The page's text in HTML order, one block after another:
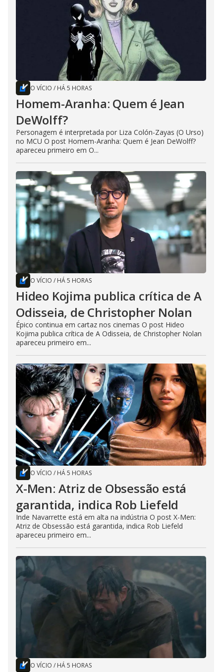
O VÍCIO / HÁ 5 HORAS
Homem-Aranha: Quem é Jean
DeWolff?
Personagem é interpretada por Liza Colón-Zayas (O Urso)
no MCU O post Homem-Aranha: Quem é Jean DeWolff?
apareceu primeiro em O...
O VÍCIO / HÁ 5 HORAS
Hideo Kojima publica crítica de A
Odisseia, de Christopher Nolan
Épico continua em cartaz nos cinemas O post Hideo
Kojima publica crítica de A Odisseia, de Christopher Nolan
apareceu primeiro em...
O VÍCIO / HÁ 5 HORAS
X-Men: Atriz de Obsessão está
garantida, indica Rob Liefeld
Inde Navarrette está em alta na indústria O post X-Men:
Atriz de Obsessão está garantida, indica Rob Liefeld
apareceu primeiro em...
O VÍCIO / HÁ 5 HORAS